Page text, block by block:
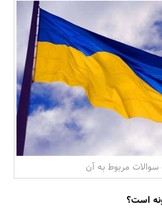
بانک، بیمه و سرمایه
مسکن و ساختمان
سوالات مربوط به آن
است؟